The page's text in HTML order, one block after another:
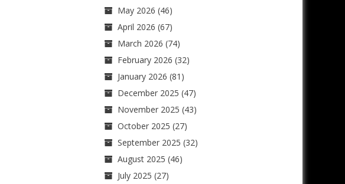
May 2026 (46)
April 2026 (67)
March 2026 (74)
February 2026 (32)
January 2026 (81)
December 2025 (47)
November 2025 (43)
October 2025 (27)
September 2025 (32)
August 2025 (46)
July 2025 (27)